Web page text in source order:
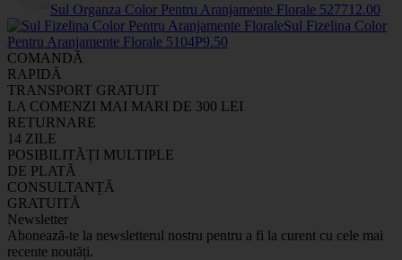
Sul Organza Color Pentru Aranjamente Florale 527712.00
Sul Fizelina Color
Pentru Aranjamente Florale 5104P9.50
COMANDĂ
RAPIDĂ
TRANSPORT GRATUIT
LA COMENZI MAI MARI DE 300 LEI
RETURNARE
14 ZILE
POSIBILITĂȚI MULTIPLE
DE PLATĂ
CONSULTANȚĂ
GRATUITĂ
Newsletter
Abonează-te la newsletterul nostru pentru a fi la curent cu cele mai
recente noutăți.